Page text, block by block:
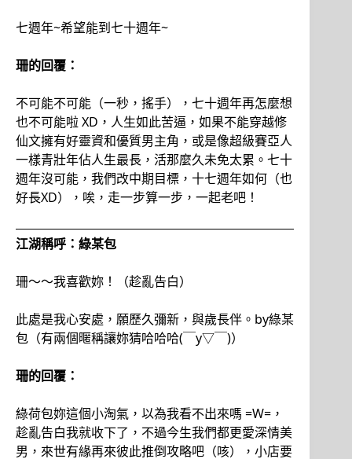
七週年~希望能到七十週年~
珊的回覆：
不可能不可能（一秒，搖手），七十週年再怎麼想
也不可能啦 XD，人生如此苦逼，如果不能穿越修
仙文擁有好靈資和優質男主角，或是像超級賽亞人
一樣青壯年佔人生最長，活那麼久未免太累。七十
週年沒可能，我們改中期目標，十七週年如何（也
好長XD），唉，走一步算一步，一起老吧！
江湖稱呼：綠某包
珊～～我喜歡妳！（趁亂告白）
此處是我心安處，願歷久彌新，與歲長伴。by綠某
包（有兩個暱稱讓妳猜哈哈哈(￣y▽￣)）
珊的回覆：
綠荷包妳這個小淘氣，以為我看不出來嗎 =W=，
趁亂告白我就收下了，不過今生我們都更愛深情美
男，來世有緣再來彼此推倒攻略吧（咳），小店要